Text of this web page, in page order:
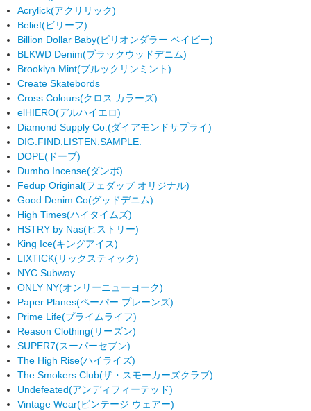
Acrylick(アクリリック)
Belief(ビリーフ)
Billion Dollar Baby(ビリオンダラー ベイビー)
BLKWD Denim(ブラックウッドデニム)
Brooklyn Mint(ブルックリンミント)
Create Skatebords
Cross Colours(クロス カラーズ)
elHIERO(デルハイエロ)
Diamond Supply Co. (ダイアモンドサプライ)
DIG.FIND.LISTEN.SAMPLE.
DOPE(ドープ)
Dumbo Incense(ダンボ)
Fedup Original(フェダップ オリジナル)
Good Denim Co(グッドデニム)
High Times(ハイタイムズ)
HSTRY by Nas(ヒストリー)
King Ice(キングアイス)
LIXTICK(リックスティック)
NYC Subway
ONLY NY(オンリーニューヨーク)
Paper Planes(ペーパー プレーンズ)
Prime Life(プライムライフ)
Reason Clothing(リーズン)
SUPER7(スーパーセブン)
The High Rise(ハイライズ)
The Smokers Club(ザ・スモーカーズクラブ)
Undefeated(アンディフィーテッド)
Vintage Wear(ビンテージ ウェアー)